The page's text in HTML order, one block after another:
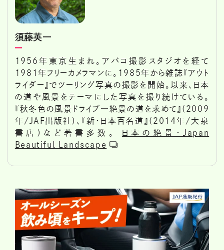
須藤英一
1956年東京生まれ。アバコ撮影スタジオを経て
1981年フリーカメラマンに。1985年から雑誌『アウト
ライダー』でツーリング写真の撮影を開始。以来、日本
の道や風景をテーマにした写真を撮り続けている。
『秋冬色の風景ドライブ―絶景の道を求めて』(2009
年/JAF出版社)、『新・日本百名道』(2014年/大泉
書店)など著書多数。
日本の絶景・Japan
Beautiful Landscape